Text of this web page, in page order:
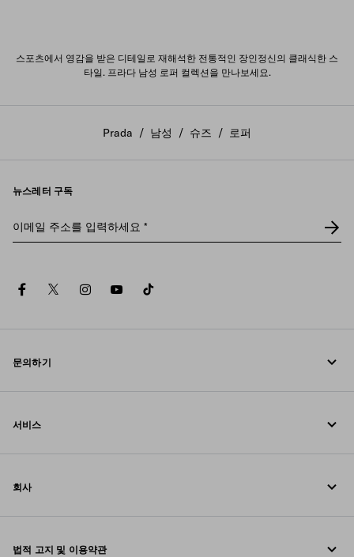
스포츠에서 영감을 받은 디테일로 재해석한 전통적인 장인정신의 클래식한 스
타일. 프라다 남성 로퍼 컬렉션을 만나보세요.
Prada / 남성 / 슈즈 / 로퍼
뉴스레터 구독
이메일 주소를 입력하세요 *
facebooktwitterinstagram
youtube
문의하기
연락처
서비스
주문 추적
회사
법적 고지 및 이용약관